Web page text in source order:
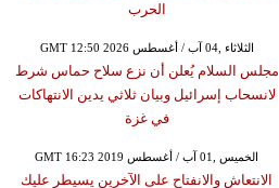
الحرب
GMT 12:50 2026 الثلاثاء ,04 آب / أغسطس
مجلس السلام يُعلن أن نزع سلاح حماس شرط
لانسحاب إسرائيل وبيان ثلاثي يدين الانتهاكات
في غزة
GMT 16:23 2019 الخميس ,01 آب / أغسطس
الانتعاش والانفتاح على الآخرين يسيطر عليك